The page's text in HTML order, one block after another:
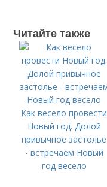
Читайте также
Как весело провести
Новый год. Долой
привычное застолье
- встречаем Новый
год весело